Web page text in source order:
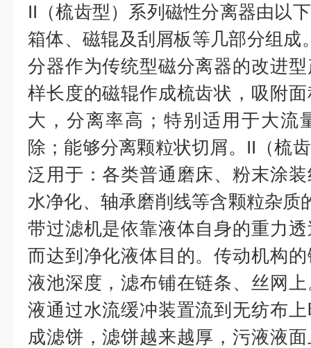
II（梳齿型）系列磁性分离器由以
箱体、磁辊及刮屑板等几部分组成
分器作为传统型磁分离器的改进
样长度的磁辊作成梳齿状，吸附
大，分离率高；特别适用于大流
除；能够分离颗粒状切屑。II（梳
泛用于：各类普通磨床、粉末涂
水净化、轴承磨削线等含颗粒杂
带过滤机是依靠液体自身的重力
而达到净化液体目的。传动机构
液池深度，滤布铺在链条、丝网
液通过水流缓冲装置流到无纺布
成滤饼，滤饼越来越厚，污液液